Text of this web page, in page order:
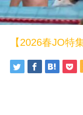
【2026春JO特